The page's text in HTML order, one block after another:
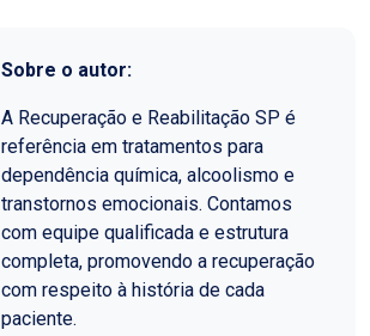
Sobre o autor:
A Recuperação e Reabilitação SP é
referência em tratamentos para
dependência química, alcoolismo e
transtornos emocionais. Contamos
com equipe qualificada e estrutura
completa, promovendo a recuperação
com respeito à história de cada
paciente.